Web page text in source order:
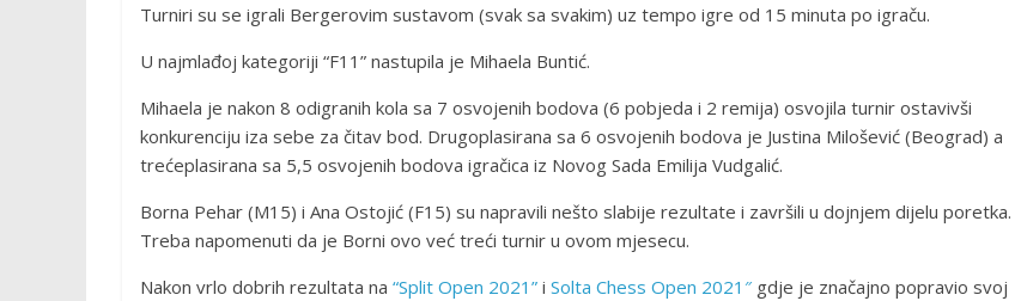
Turniri su se igrali Bergerovim sustavom (svak sa svakim) uz tempo igre od 15 minuta po igraču.
U najmlađoj kategoriji “F11” nastupila je Mihaela Buntić.
Mihaela je nakon 8 odigranih kola sa 7 osvojenih bodova (6 pobjeda i 2 remija) osvojila turnir ostavivši
konkurenciju iza sebe za čitav bod. Drugoplasirana sa 6 osvojenih bodova je Justina Milošević (Beograd) a
trećeplasirana sa 5,5 osvojenih bodova igračica iz Novog Sada Emilija Vudgalić.
Borna Pehar (M15) i Ana Ostojić (F15) su napravili nešto slabije rezultate i završili u dojnjem dijelu poretka.
Treba napomenuti da je Borni ovo već treći turnir u ovom mjesecu.
Nakon vrlo dobrih rezultata na “Split Open 2021” i Solta Chess Open 2021″ gdje je značajno popravio svoj